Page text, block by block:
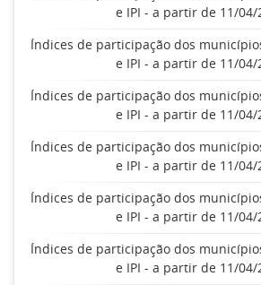
e IPI - a partir de 11/04/
Índices de participação dos
e IPI - a partir de 11/04/
Índices de participação dos
e IPI - a partir de 11/04/
Índices de participação dos
e IPI - a partir de 11/04/
Índices de participação dos
e IPI - a partir de 11/04/
Índices de participação dos
e IPI - a partir de 11/04/